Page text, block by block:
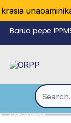
unaoaminika
Skip
to
content
Barua pepe
Language
Menu
Search
for: